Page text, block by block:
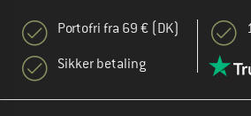
Portofri fra 69 € (DK)
Sikker betaling